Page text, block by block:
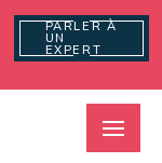
PARLER À
UN
EXPERT